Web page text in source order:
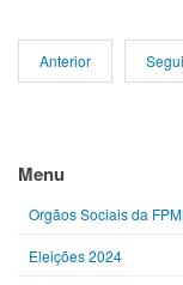
Anterior
Menu
Orgãos Sociais da
Eleições 2024